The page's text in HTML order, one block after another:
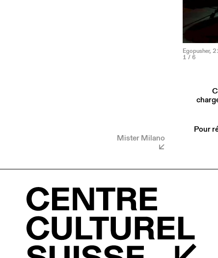
Mister Milano
Egopusher,
1/ 6
Pour